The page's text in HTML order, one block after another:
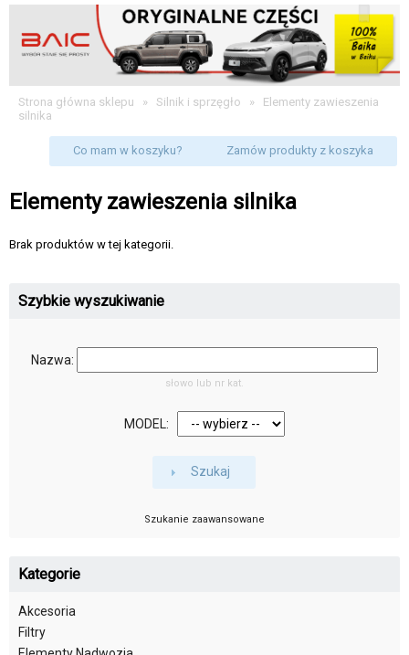
Strona główna sklepu » Silnik i sprzęgło » Elementy zawieszenia
silnika
Co mam w koszyku? Zamów produkty z koszyka
Elementy zawieszenia silnika
Brak produktów w tej kategorii.
Szybkie wyszukiwanie
Nazwa:
słowo lub nr kat.
MODEL:
Szukaj
Szukanie zaawansowane
Kategorie
Akcesoria
Filtry